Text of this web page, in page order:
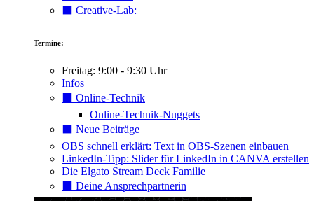
⬛️ Creative-Lab:
Termine:
Freitag: 9:00 - 9:30 Uhr
Infos
⬛️ Online-Technik
Online-Technik-Nuggets
⬛️ Neue Beiträge
OBS schnell erklärt: Text in OBS-Szenen einbauen
LinkedIn-Tipp: Slider für LinkedIn in CANVA erstellen
Die Elgato Stream Deck Familie
⬛️ Deine Ansprechpartnerin